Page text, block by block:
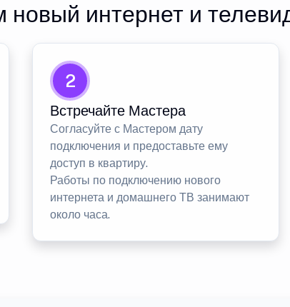
интернет и
2
Встречайте Мастера
Согласуйте с Мастером дату
подключения и предоставьте ему
доступ в квартиру.
Работы по подключению нового
интернета и домашнего ТВ занимают
около часа.